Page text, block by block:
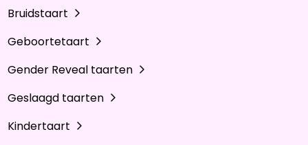
Bruidstaart
Geboortetaart
Gender Reveal taarten
Geslaagd taarten
Kindertaart